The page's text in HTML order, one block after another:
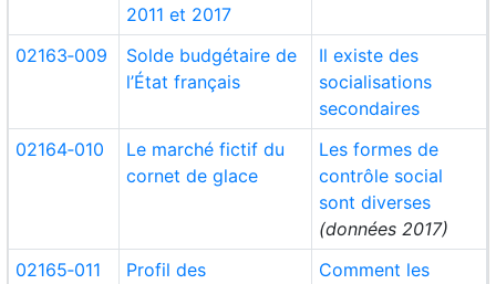
2011 et 2017
02163‑009
Solde budgétaire de
l’État français
Il existe des
socialisations
secondaires
02164‑010
Le marché fictif du
cornet de glace
Les formes de
contrôle social
sont diverses
(données 2017)
02165‑011
Profil des
Comment les